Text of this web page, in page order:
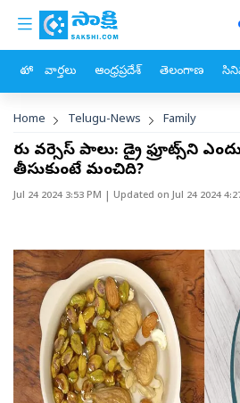
Skip to main content
custom menu
హోం వార్తలు ఆంధ్రప్రదేశ్ తెలంగాణ
Breadcrumb
Home Telugu-News Family
నీరు వర్సెస్‌ పాలు: డ్రై ఫ్రూట్స్‌ని
తీసుకుంటే మంచిది?
Jul 24 2024 3:53 PM | Updated onJul 24 2024